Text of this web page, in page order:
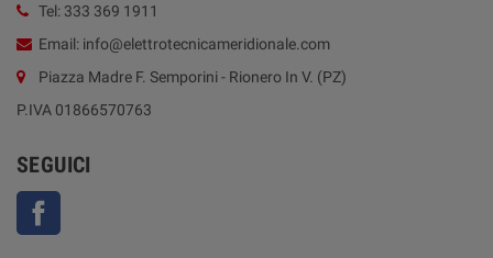
Tel: 333 369 1911
Email: info@elettrotecnicameridionale.com
Piazza Madre F. Semporini - Rionero In V. (PZ)
P.IVA 01866570763
SEGUICI